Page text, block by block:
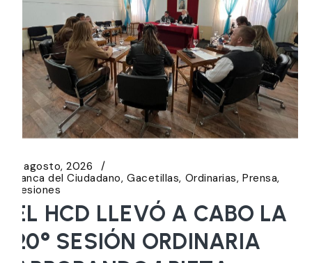
6 agosto, 2026
Banca del Ciudadano Gacetillas Ordinarias Prensa
Sesiones
EL HCD LLEVÓ A CABO LA
20° SESIÓN ORDINARIA